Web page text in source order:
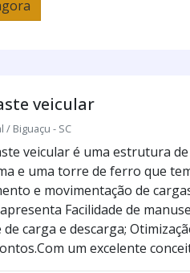
veicular
/ Biguaçu - SC
veicular é uma estrutura
e uma torre de ferro que
e movimentação de
Facilidade de
de carga e descarga;
um excelente